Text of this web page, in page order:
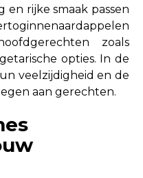
rijke smaak passen
zoals
opties. In de
veelzijdigheid en de
aan gerechten.